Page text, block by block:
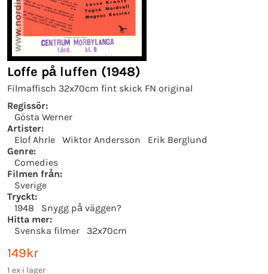
Loffe på luffen (1948)
Filmaffisch 32x70cm fint skick FN original
Regissör:
Gösta Werner
Artister:
Elof Ahrle
Wiktor Andersson
Erik Berglund
Genre:
Comedies
Filmen från:
Sverige
Tryckt:
1948
Snygg på väggen?
Hitta mer:
Svenska filmer
32x70cm
149kr
1 ex i lager